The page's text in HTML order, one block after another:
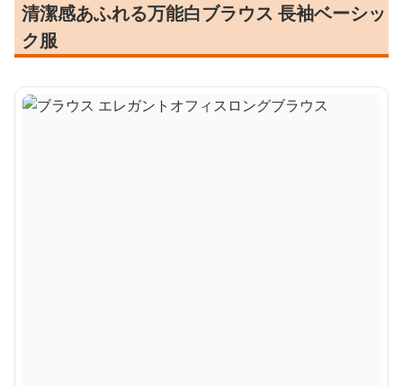
清潔感あふれる万能白ブラウス 長袖ベーシッ
ク服